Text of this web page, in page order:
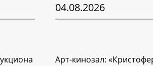
04.08.2026
Арт-кинозал: